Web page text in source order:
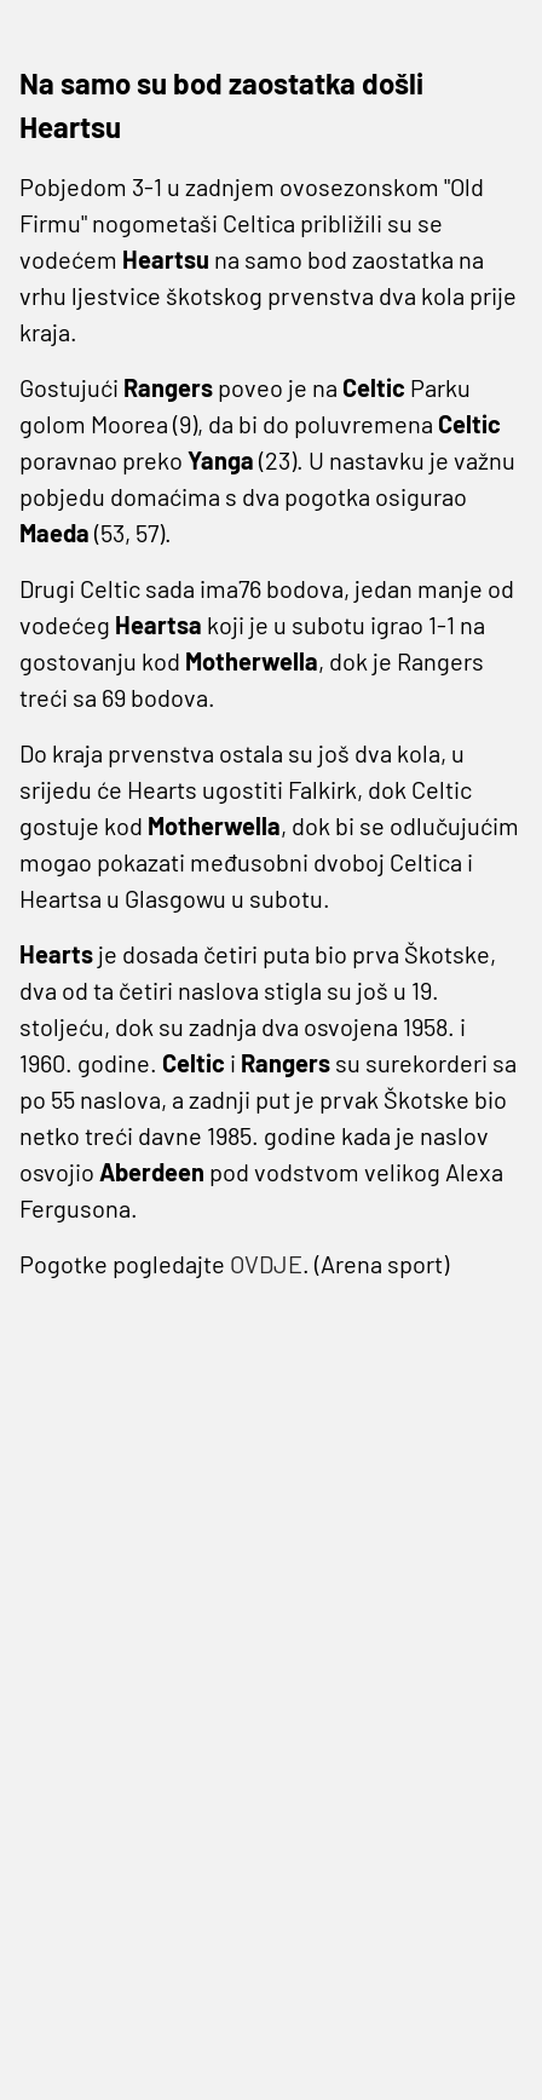
Na samo su bod zaostatka došli
Heartsu
Pobjedom 3-1 u zadnjem ovosezonskom "Old
Firmu" nogometaši Celtica približili su se
vodećem Heartsu na samo bod zaostatka na
vrhu ljestvice škotskog prvenstva dva kola prije
kraja.
Gostujući Rangers poveo je na Celtic Parku
golom Moorea (9), da bi do poluvremena Celtic
poravnao preko Yanga (23). U nastavku je važnu
pobjedu domaćima s dva pogotka osigurao
Maeda (53, 57).
Drugi Celtic sada ima76 bodova, jedan manje od
vodećeg Heartsa koji je u subotu igrao 1-1 na
gostovanju kod Motherwella, dok je Rangers
treći sa 69 bodova.
Do kraja prvenstva ostala su još dva kola, u
srijedu će Hearts ugostiti Falkirk, dok Celtic
gostuje kod Motherwella, dok bi se odlučujućim
mogao pokazati međusobni dvoboj Celtica i
Heartsa u Glasgowu u subotu.
Hearts je dosada četiri puta bio prva Škotske,
dva od ta četiri naslova stigla su još u 19.
stoljeću, dok su zadnja dva osvojena 1958. i
1960. godine. Celtic i Rangers su surekorderi sa
po 55 naslova, a zadnji put je prvak Škotske bio
netko treći davne 1985. godine kada je naslov
osvojio Aberdeen pod vodstvom velikog Alexa
Fergusona.
Pogotke pogledajte OVDJE. (Arena sport)